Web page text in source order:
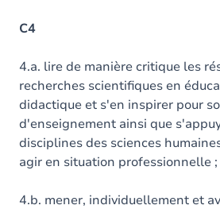
C4
4.a. lire de manière critique les
recherches scientifiques en
didactique et s'en inspirer pour
d'enseignement ainsi que
disciplines des sciences
agir en situation professionnelle ;
4.b. mener, individuellement et